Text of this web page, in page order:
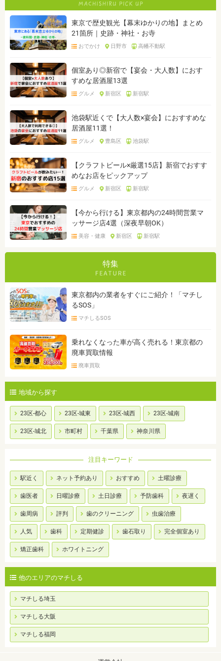
東京で歴史観光【幕末ゆかりの地】まとめ
21箇所｜史跡・神社・お寺
おでかけ 日野市 高幡不動駅
個室あり◎新宿で【宴会・大人数】におす
すめな居酒屋13選
グルメ 新宿区 新宿駅
池袋駅近くで【大人数×宴会】におすすめな
居酒屋11選！
グルメ 豊島区 池袋駅
【クラフトビール×厳選15店】新宿でおすす
めなお店をピックアップ
グルメ 新宿区 新宿駅
【今から行ける】東京都内の24時間営業マ
ッサージ店4選（深夜早朝OK）
美容・健康 新宿区 新宿駅
特集
東京都内の業者をすぐにご紹介！「マチし
るSOS」
マチしるSOS
乗れなくなった車が高く売れる！東京都の
廃車買取情報
廃車買取
地域から探す
23区-都心 23区-城東 23区-城西 23区-城南
23区-城北 市町村 千葉県 神奈川県
注目キーワード
駅近く ネット予約あり おすすめ 土曜診療
歯医者 日曜診療 土日診療 予防歯科 夜遅く
歯周病 評判 歯のクリーニング 虫歯治療
人気 歯科 定期健診 歯石取り 完全個室あり
矯正歯科 ホワイトニング
他のエリアのマチしる
マチしる埼玉
マチしる大阪
マチしる福岡